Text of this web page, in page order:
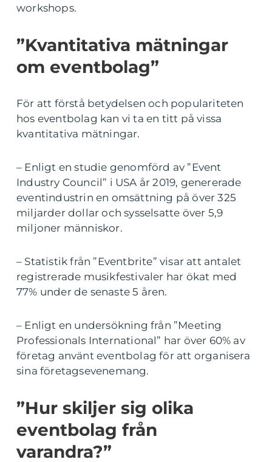
workshops.
”Kvantitativa mätningar
om eventbolag”
För att förstå betydelsen och populariteten
hos eventbolag kan vi ta en titt på vissa
kvantitativa mätningar.
– Enligt en studie genomförd av ”Event
Industry Council” i USA år 2019, genererade
eventindustrin en omsättning på över 325
miljarder dollar och sysselsatte över 5,9
miljoner människor.
– Statistik från ”Eventbrite” visar att antalet
registrerade musikfestivaler har ökat med
77% under de senaste 5 åren.
– Enligt en undersökning från ”Meeting
Professionals International” har över 60% av
företag använt eventbolag för att organisera
sina företagsevenemang.
”Hur skiljer sig olika
eventbolag från
varandra?”